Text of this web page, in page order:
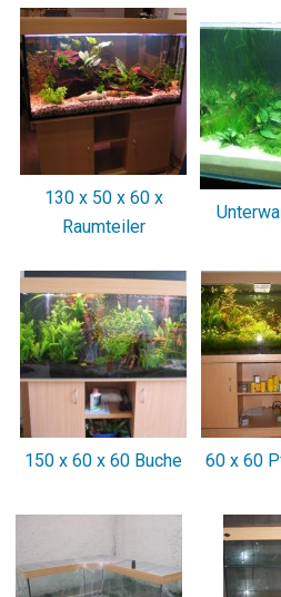
130 x 50 x 60 x
Raumteiler
150 x 60 x 60 Buche 60 x 60